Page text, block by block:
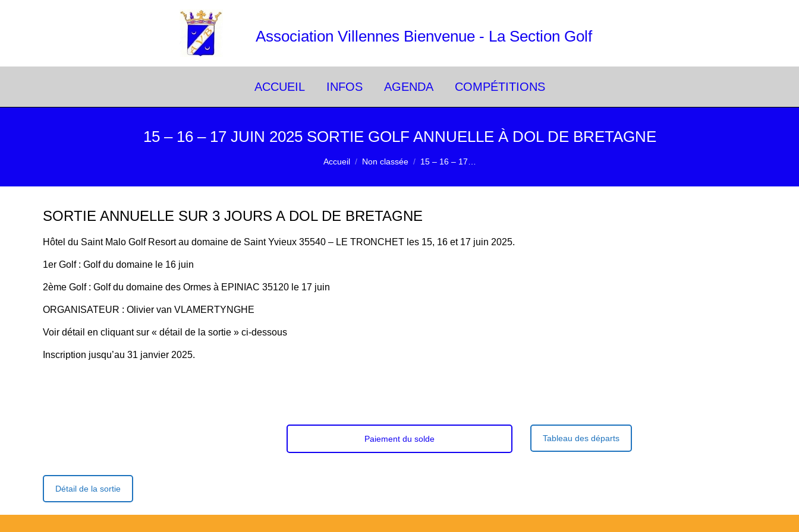
Association Villennes Bienvenue - La Section Golf
ACCUEIL INFOS AGENDA COMPÉTITIONS
15 – 16 – 17 JUIN 2025 SORTIE GOLF ANNUELLE À DOL DE BRETAGNE
Vous êtes ici :
Accueil Non classée 15 – 16 – 17…
SORTIE ANNUELLE SUR 3 JOURS A DOL DE BRETAGNE
Hôtel du Saint Malo Golf Resort au domaine de Saint Yvieux 35540 – LE TRONCHET les 15, 16 et 17 juin 2025.
1er Golf : Golf du domaine le 16 juin
2ème Golf : Golf du domaine des Ormes à EPINIAC 35120 le 17 juin
ORGANISATEUR : Olivier van VLAMERTYNGHE
Voir détail en cliquant sur « détail de la sortie » ci-dessous
Inscription jusqu’au 31 janvier 2025.
Paiement du solde Tableau des départs
Détail de la sortie